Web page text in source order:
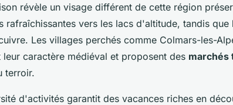
révèle un visage différent de cette région
rafraîchissantes vers les lacs d'altitude, tandis
Les villages perchés comme Colmars-les-
leur caractère médiéval et proposent des marchés
terroir.
d'activités garantit des vacances riches en